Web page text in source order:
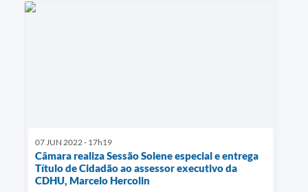
07 JUN 2022 - 17h19
Câmara realiza Sessão Solene especial e entrega
Título de Cidadão ao assessor executivo da
CDHU, Marcelo Hercolin